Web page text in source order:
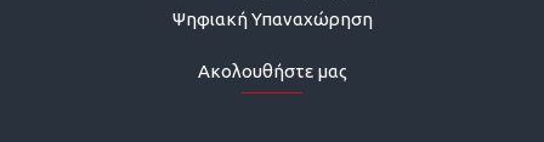
Ψηφιακή Υπαναχώρηση
Ακολουθήστε μας